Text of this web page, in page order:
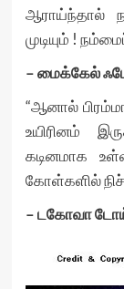
ஆராய்ந்தால்
முடியும் !
– மைக்கேல்
“ஆனால்
உயிரினம்
கடினமாக
கோள்களில்
– டகோவா